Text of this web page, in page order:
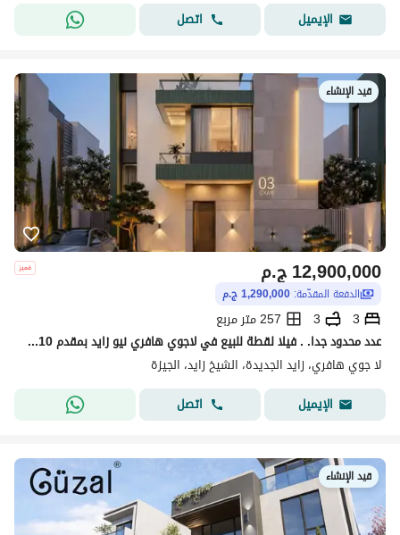
الإيميل
اتصل
قيد الإنشاء
ج.م12,900,000
الدفعة المقدّمة: 1,290,000 ج.م
3
3
257 متر مربع
عدد محدود جدا. . فيلا لقطة للبيع في لاجوي هافري نيو زايد بمقدم 10% على 10 سنين
لا جوي هافري، زايد الجديدة، الشيخ زايد، الجيزة
الإيميل
اتصل
قيد الإنشاء